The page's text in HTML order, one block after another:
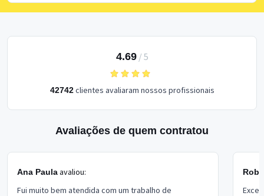
4.69/ 5
42742clientes avaliaram nossos profissionais
Avaliações de quem contratou
Ana Paulaavaliou:
Fui muito bem atendida com um trabalho de